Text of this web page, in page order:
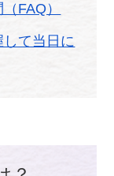
FAQ）
て当日に